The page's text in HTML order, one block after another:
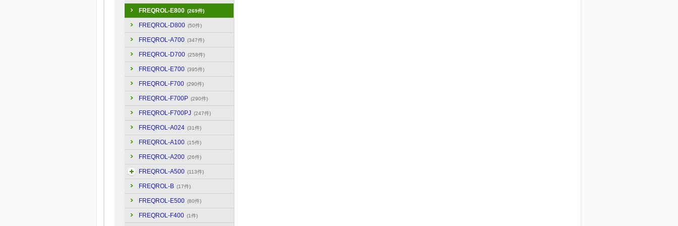
FREQROL-E800 (269件)
FREQROL-D800 (50件)
FREQROL-A700 (347件)
FREQROL-D700 (258件)
FREQROL-E700 (395件)
FREQROL-F700 (290件)
FREQROL-F700P (290件)
FREQROL-F700PJ (247件)
FREQROL-A024 (31件)
FREQROL-A100 (15件)
FREQROL-A200 (26件)
FREQROL-A500 (113件)
FREQROL-B (17件)
FREQROL-E500 (80件)
FREQROL-F400 (1件)